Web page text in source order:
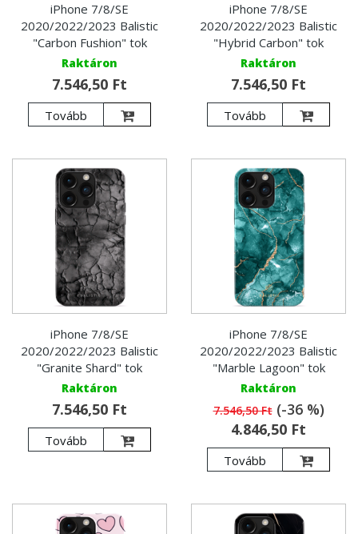
iPhone 7/8/SE
2020/2022/2023 Balistic
"Carbon Fushion" tok
Raktáron
7.546,50 Ft
Tovább
iPhone 7/8/SE
2020/2022/2023 Balistic
"Hybrid Carbon" tok
Raktáron
7.546,50 Ft
Tovább
iPhone 7/8/SE
2020/2022/2023 Balistic
"Granite Shard" tok
Raktáron
7.546,50 Ft
Tovább
iPhone 7/8/SE
2020/2022/2023 Balistic
"Marble Lagoon" tok
Raktáron
7.546,50 Ft(-36 %)
4.846,50 Ft
Tovább